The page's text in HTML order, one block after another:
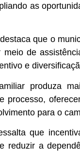
as
que o
de
e
produza
processo,
para o
que
reduzir a